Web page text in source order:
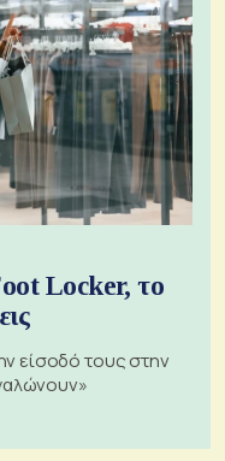
Locker, το
είσοδό τους στην